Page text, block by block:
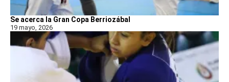
Se acerca la Gran Copa Berriozábal
19 mayo, 2026